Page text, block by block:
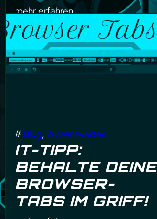
mehr erfahren
# Blog, Wissenswertes
IT-TIPP:
BEHALTE DEINE
BROWSER-
TABS IM GRIFF!